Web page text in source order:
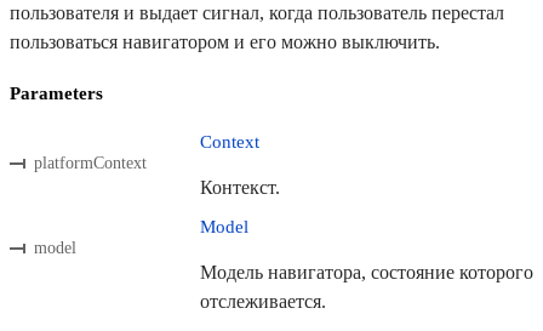
пользователя и выдает сигнал, когда пользователь перестал
пользоваться навигатором и его можно выключить.
Parameters
platformContext
Context
Контекст.
model
Model
Модель навигатора, состояние которого
отслеживается.